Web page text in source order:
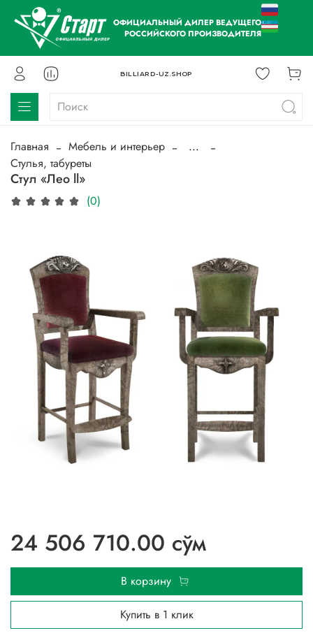
ОФИЦИАЛЬНЫЙ ДИЛЕР ВЕДУЩЕГО
РОССИЙСКОГО ПРОИЗВОДИТЕЛЯ
BILLIARD-UZ.SHOP
Главная Мебель и интерьер
...
Стулья, табуреты
Стул «Лео ll»
(0)
24 506 710.00 сўм
В корзину
Купить в 1 клик